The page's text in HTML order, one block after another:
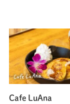
Cafe LuAna